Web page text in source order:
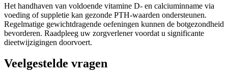
Het handhaven van voldoende vitamine D- en calciuminname via
voeding of suppletie kan gezonde PTH-waarden ondersteunen.
Regelmatige gewichtdragende oefeningen kunnen de botgezondheid
bevorderen. Raadpleeg uw zorgverlener voordat u significante
dieetwijzigingen doorvoert.
Veelgestelde vragen